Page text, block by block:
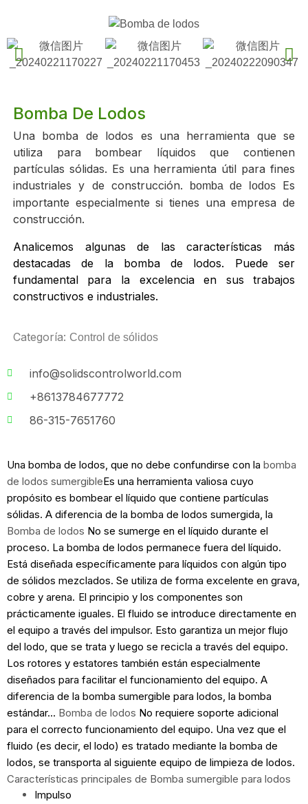
Bomba De Lodos
Una bomba de lodos es una herramienta que se
utiliza para bombear líquidos que contienen
partículas sólidas. Es una herramienta útil para fines
industriales y de construcción.
bomba de lodosEs
importante especialmente si tienes una empresa de
construcción.
Analicemos algunas de las características más
destacadas de la bomba de lodos. Puede ser
fundamental para la excelencia en sus trabajos
constructivos e industriales.
Categoría: Control de sólidos
info@solidscontrolworld.com
+8613784677772
86-315-7651760
Una bomba de lodos, que no debe confundirse con la bomba
de lodos sumergibleEs una herramienta valiosa cuyo
propósito es bombear el líquido que contiene partículas
sólidas. A diferencia de la bomba de lodos sumergida, la
Bomba de lodos No se sumerge en el líquido durante el
proceso. La bomba de lodos permanece fuera del líquido.
Está diseñada específicamente para líquidos con algún tipo
de sólidos mezclados. Se utiliza de forma excelente en grava,
cobre y arena. El principio y los componentes son
prácticamente iguales. El fluido se introduce directamente en
el equipo a través del impulsor. Esto garantiza un mejor flujo
del lodo, que se trata y luego se recicla a través del equipo.
Los rotores y estatores también están especialmente
diseñados para facilitar el funcionamiento del equipo. A
diferencia de la bomba sumergible para lodos, la bomba
estándar... Bomba de lodos No requiere soporte adicional
para el correcto funcionamiento del equipo. Una vez que el
fluido (es decir, el lodo) es tratado mediante la bomba de
lodos, se transporta al siguiente equipo de limpieza de lodos.
Características principales de Bomba sumergible para lodos
Impulso